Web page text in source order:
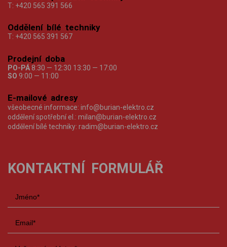
T: +420 565 391 566
Oddělení bílé techniky
T: +420 565 391 567
Prodejní doba
PO-PÁ 8:30 — 12:30 13:30 — 17:00
SO 9:00 — 11:00
E-mailové adresy
všeobecné informace: info@burian-elektro.cz
oddělení spotřební el.: milan@burian-elektro.cz
oddělení bílé techniky: radim@burian-elektro.cz
KONTAKTNÍ FORMULÁŘ